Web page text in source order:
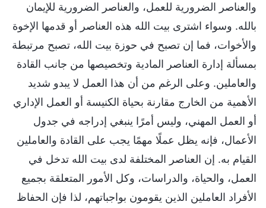
والعناصر الضرورية للعمل، والعناصر الضرورية للإيمان
بالله. وسواء اشترى بيت الله هذه العناصر أو قدمها الإخوة
والأخوات، فما إن تصبح في حوزة بيت الله، تصبح مرتبطة
بمسألة إدارة العناصر المادية وتخصيصها من جانب القادة
والعاملين. وعلى الرغم من أن هذا العمل لا يبدو شديد
الأهمية من الخارج مقارنة بحياة الكنيسة أو العمل الإداري
أو العمل المهني، وليس أمرًا ينبغي إدراجه في جدول
الأعمال، فإنه يظل عملًا مهمًا يجب على القادة والعاملين
القيام به. إن العناصر المختلفة لدى بيت الله تدخل في
العمل، والحياة، والدراسات، وكل الأمور المتعلقة بجميع
الأفراد العاملين الذين يقومون بواجباتهم، لذا فإن الحفاظ